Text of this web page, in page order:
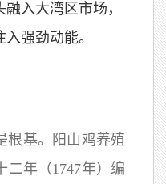
入大湾区市场，
强劲动能。
基。阳山鸡养殖
二年（1747年）编